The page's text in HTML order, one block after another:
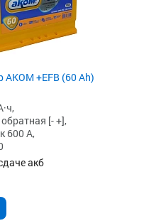
AKOM +EFB (60 Ah)
[- +],
600 А,
акб